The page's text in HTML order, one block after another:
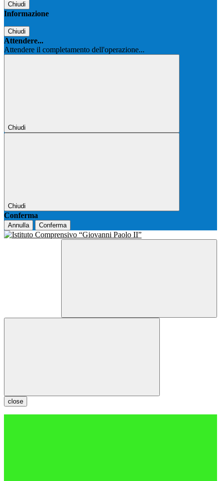
Chiudi
Informazione
Chiudi
Attendere...
Attendere il completamento dell'operazione...
Chiudi
Chiudi
Conferma
Annulla Conferma
close